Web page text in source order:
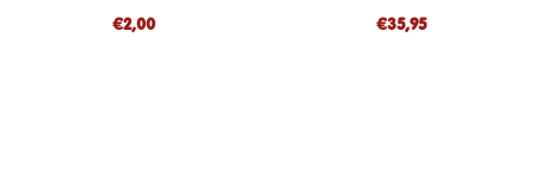
€2,00 €35,95